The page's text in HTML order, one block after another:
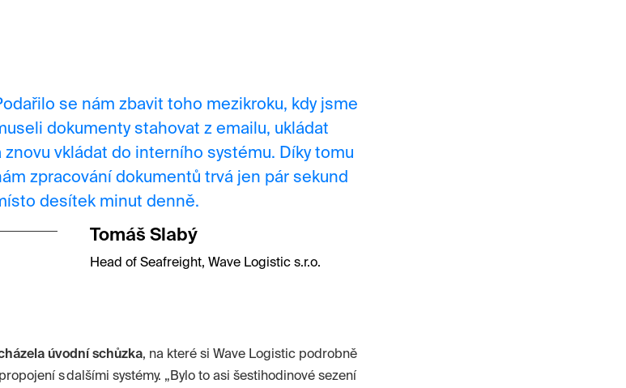
se nám zbavit toho mezikroku, kdy jsme
dokumenty stahovat z emailu, ukládat
znovu vkládat do interního systému. Díky tomu
zpracování dokumentů trvá jen pár sekund
desítek minut denně.
Tomáš Slabý
Head of Seafreight, Wave Logistic s.r.o.
úvodní schůzka, na které si Wave Logistic podrobně
s dalšími systémy. „Bylo to asi šestihodinové sezení